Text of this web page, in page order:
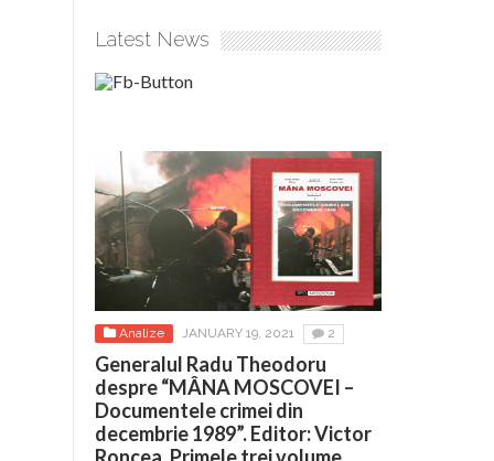
Latest News
Analize JANUARY 19, 2021 2
Generalul Radu Theodoru
despre “MÂNA MOSCOVEI –
Documentele crimei din
decembrie 1989”. Editor: Victor